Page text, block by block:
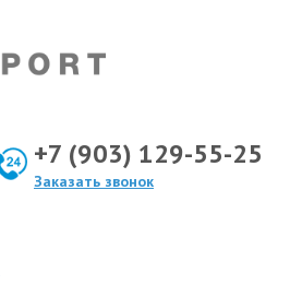
+7 (903) 129-55-25
Заказать звонок